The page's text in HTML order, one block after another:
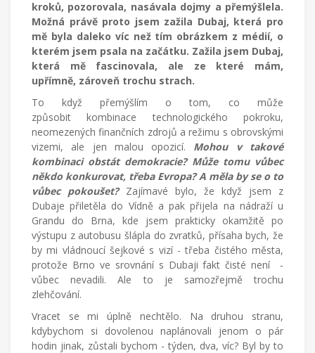
kroků, pozorovala, nasávala dojmy a přemýšlela.
Možná právě proto jsem zažila Dubaj, která pro
mě byla daleko víc než tím obrázkem z médií, o
kterém jsem psala na začátku. Zažila jsem Dubaj,
která mě fascinovala, ale ze které mám,
upřímně, zároveň trochu strach.
To když přemýšlím o tom, co může
způsobit
kombinace technologického pokroku,
neomezených finančních zdrojů a režimu s obrovskými
vizemi, ale jen malou opozicí. Mohou v takové
kombinaci obstát demokracie? Může tomu vůbec
někdo konkurovat, třeba Evropa? A měla by se o to
vůbec pokoušet?Zajímavé bylo, že když jsem z
Dubaje přiletěla do Vídně a pak přijela na nádraží u
Grandu do Brna, kde jsem prakticky okamžitě po
výstupu z autobusu šlápla do zvratků, přísaha bych, že
by mi vládnoucí šejkové s vizí - třeba čistého města,
protože Brno ve srovnání s Dubaji fakt čisté není -
vůbec nevadili. Ale to je samozřejmě trochu
zlehčování.
Vracet se mi úplně nechtělo. Na druhou stranu,
kdybychom si dovolenou naplánovali jenom o pár
hodin jinak, zůstali bychom - týden, dva, víc? Byl by to